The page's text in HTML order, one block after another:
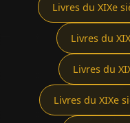
Livres du XIXe
Livres du
Livres du
Livres du XIXe